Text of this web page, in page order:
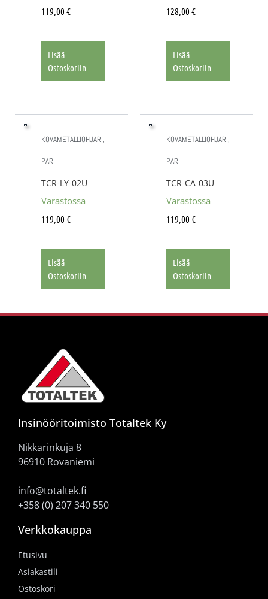
119,00 €
Lisää
Ostoskoriin
128,00 €
Lisää
Ostoskoriin
KOVAMETALLIOHJARI,
PARI
TCR-LY-02U
Varastossa
119,00 €
Lisää
Ostoskoriin
KOVAMETALLIOHJARI,
PARI
TCR-CA-03U
Varastossa
119,00 €
Lisää
Ostoskoriin
Insinööritoimisto Totaltek Ky
Nikkarinkuja 8
96910 Rovaniemi
info@totaltek.fi
+358 (0) 207 340 550
Verkkokauppa
Etusivu
Asiakastili
Ostoskori